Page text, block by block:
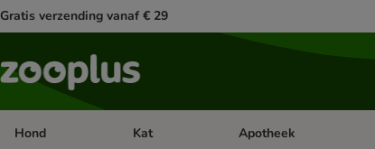
Gratis verzending vanaf € 29
Hond Open categorie menu: Hond
Kat Open categorie menu: Kat
Apotheek